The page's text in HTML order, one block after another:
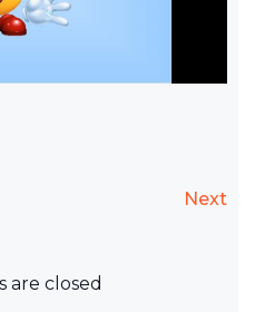
Next
are closed